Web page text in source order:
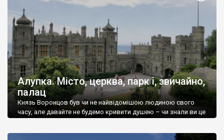
Алупка. Місто, церква, парк і, звичайно,
палац
Князь Воронцов був чи не найвідомішою людиною свого
часу, але давайте не будемо кривити душею – чи знали ви це